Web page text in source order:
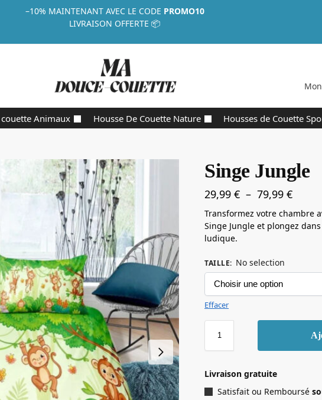
–10% MAINTENANT AVEC LE CODE PROMO10
LIVRAISON OFFERTE 📦
Animaux Housse De Couette Nature Housses de Couette
Singe Jungle
29,99€ – 79,99€
Transformez votre chambre
Singe Jungle et plongez
ludique.
TAILLE: No selection
Effacer
Livraison gratuite
Satisfait ou Remboursé